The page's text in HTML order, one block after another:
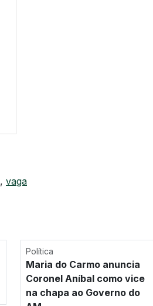
, vaga
Política
Maria do Carmo anuncia
Coronel Aníbal como vice
na chapa ao Governo do